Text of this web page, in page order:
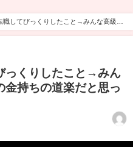
職してびっくりしたこと→みんな高級時
っくりしたこと→みん
金持ちの道楽だと思っ